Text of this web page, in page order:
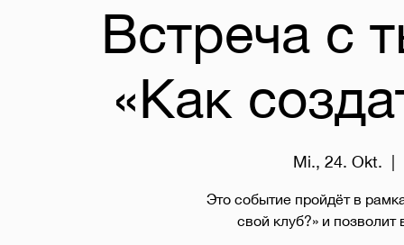
Встреча с
«Как
Mi., 24. Okt.
Это событие пройдёт в
свой клуб?» и